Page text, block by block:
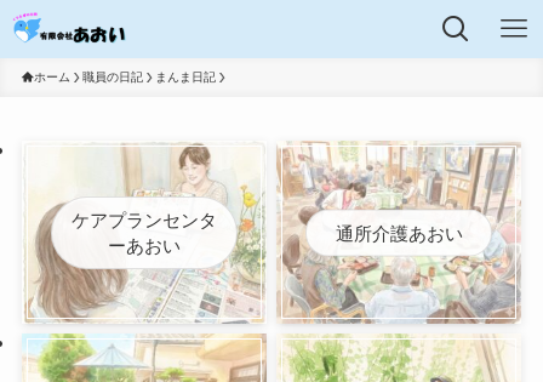
ホーム 職員の日記 まんま日記
ケアプランセンタ
ーあおい
通所介護あおい